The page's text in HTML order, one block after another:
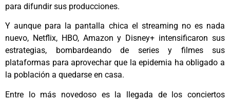
para difundir sus producciones.
Y aunque para la pantalla chica el streaming no es nada
nuevo, Netflix, HBO, Amazon y Disney+ intensificaron sus
estrategias, bombardeando de series y filmes sus
plataformas para aprovechar que la epidemia ha obligado a
la población a quedarse en casa.
Entre lo más novedoso es la llegada de los conciertos